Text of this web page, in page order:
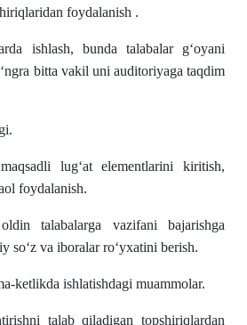
foydalanish .
ishlash, bunda talabalar g‘oyani
bitta vakil uni auditoriyaga taqdim
lug‘at elementlarini kiritish,
foydalanish.
talabalarga vazifani bajarishga
so‘z va iboralar ro‘yxatini berish.
ketlikda ishlatishdagi muammolar.
talab qiladigan topshiriqlardan